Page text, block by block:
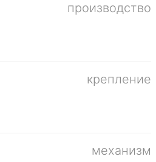
производство
крепление
механизм